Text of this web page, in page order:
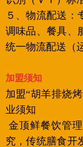
５、物流配送：
调味品、餐具、
统一物流配送（
加盟须知
加盟“胡羊排烧
业须知
金顶鲜餐饮管
究，传统膳食开